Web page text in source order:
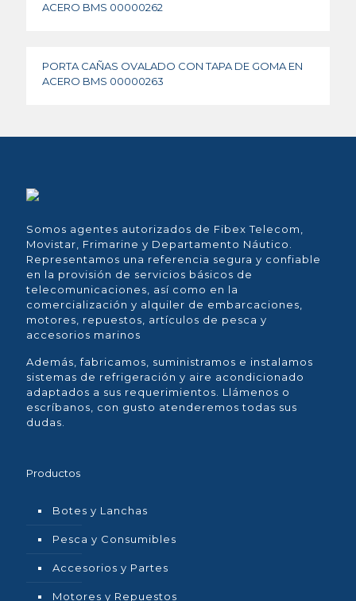
ACERO BMS 00000262
PORTA CAÑAS OVALADO CON TAPA DE GOMA EN
ACERO BMS 00000263
Somos agentes autorizados de Fibex Telecom,
Movistar, Frimarine y Departamento Náutico.
Representamos una referencia segura y confiable
en la provisión de servicios básicos de
telecomunicaciones, así como en la
comercialización y alquiler de embarcaciones,
motores, repuestos, artículos de pesca y
accesorios marinos
Además, fabricamos, suministramos e instalamos
sistemas de refrigeración y aire acondicionado
adaptados a sus requerimientos. Llámenos o
escríbanos, con gusto atenderemos todas sus
dudas.
Productos
Botes y Lanchas
Pesca y Consumibles
Accesorios y Partes
Motores y Repuestos